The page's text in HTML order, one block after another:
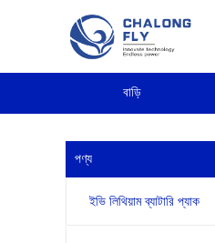
বাড়ি
পণ্য
ইভি লিথিয়াম ব্যাটারি প্যাক